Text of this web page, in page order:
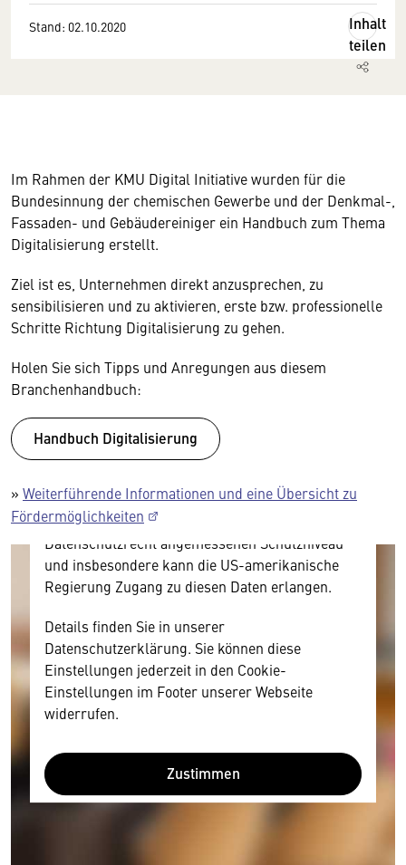
Stand: 02.10.2020
Inhalt
teilen
Im Rahmen der KMU Digital Initiative wurden für die
Bundesinnung der chemischen Gewerbe und der Denkmal-,
Fassaden- und Gebäudereiniger ein Handbuch zum Thema
Digitalisierung erstellt.
Ziel ist es, Unternehmen direkt anzusprechen, zu
sensibilisieren und zu aktivieren, erste bzw. professionelle
Schritte Richtung Digitalisierung zu gehen.
Holen Sie sich Tipps und Anregungen aus diesem
Branchenhandbuch:
Handbuch Digitalisierung
» Weiterführende Informationen und eine Übersicht zu
Fördermöglichkeiten
Hier würden wir Ihnen gerne einen externen
Ihre Zustimmung, da Ihr Browser
personenbezogene technische Daten zu Geräten
amerikanischen Anbietern austauscht.
Diese Daten unterliegen keinem dem EU-
Datenschutzrecht angemessenen Schutzniveau
und insbesondere kann die US-amerikanische
Regierung Zugang zu diesen Daten erlangen.
Details finden Sie in unserer
Datenschutzerklärung. Sie können diese
Einstellungen jederzeit in den Cookie-
Einstellungen im Footer unserer Webseite
widerrufen.
Zustimmen